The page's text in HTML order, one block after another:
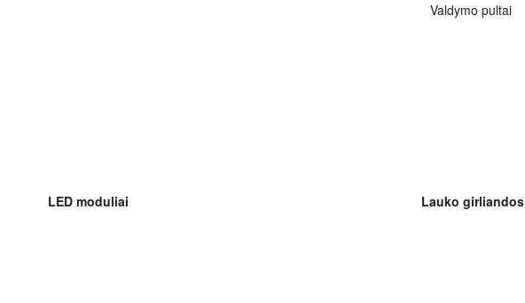
Valdymo pultai
LED moduliai Lauko girliandos